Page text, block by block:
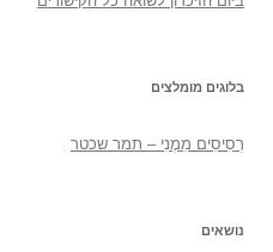
בלוגים מומלצים
רְסִיסִים מִמֶנִי – תמר שכטר
נושאים